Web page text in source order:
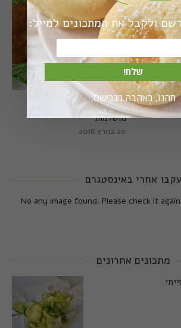
קציצות כרישה טבעוניות
מושלמות
20 במרץ 2018
עקבו אחרי באינסטגרם
No any image found. Please check it
מתכונים אחרונים
ולקבל את המתכונים למייל:
שלח!
תהנו, באהבה מגבישס.